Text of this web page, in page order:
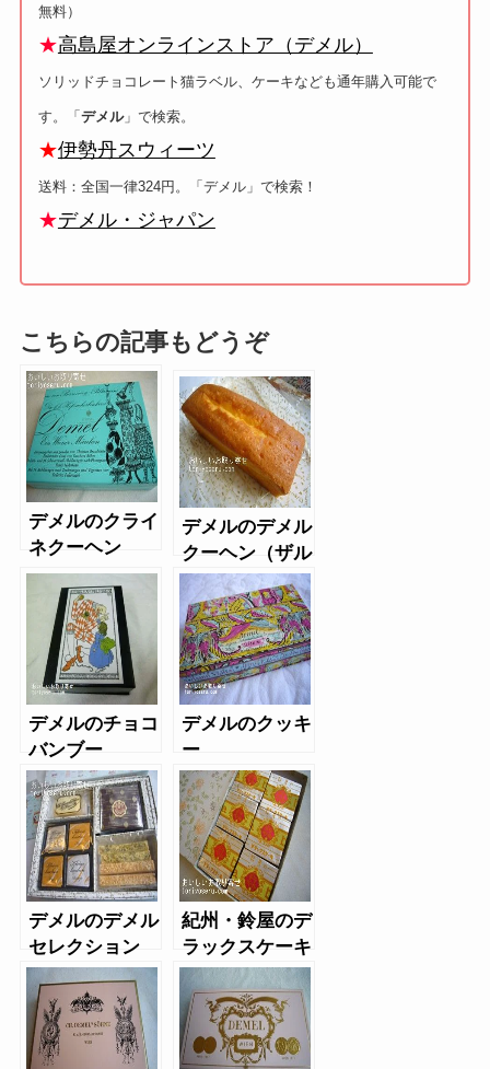
無料）
★高島屋オンラインストア（デメル）
ソリッドチョコレート猫ラベル、ケーキなども通年購入可能で
す。「デメル」で検索。
★伊勢丹スウィーツ
送料：全国一律324円。「デメル」で検索！
★デメル・ジャパン
こちらの記事もどうぞ
デメルのクライ
ネクーヘン
デメルのデメル
クーヘン（ザル
ツ）
デメルのチョコ
バンブー
デメルのクッキ
ー
デメルのデメル
セレクション
紀州・鈴屋のデ
ラックスケーキ